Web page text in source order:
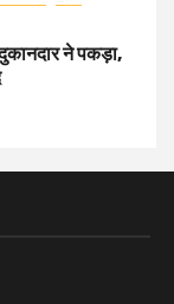
ने पकड़ा,